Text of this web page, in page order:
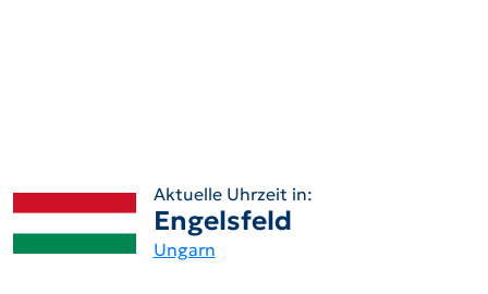
Aktuelle Uhrzeit in:
Engelsfeld
Ungarn